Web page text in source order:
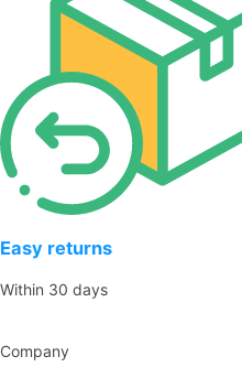
Easy returns
Within 30 days
Company